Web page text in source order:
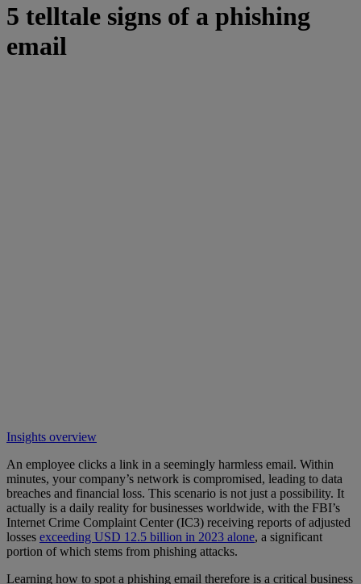
5 telltale signs of a phishing
email
Insights overview
An employee clicks a link in a seemingly harmless email. Within
minutes, your company’s network is compromised, leading to data
breaches and financial loss. This scenario is not just a possibility. It
actually is a daily reality for businesses worldwide, with the FBI’s
Internet Crime Complaint Center (IC3) receiving reports of adjusted
losses exceeding USD 12.5 billion in 2023 alone, a significant
portion of which stems from phishing attacks.
Learning how to spot a phishing email therefore is a critical business